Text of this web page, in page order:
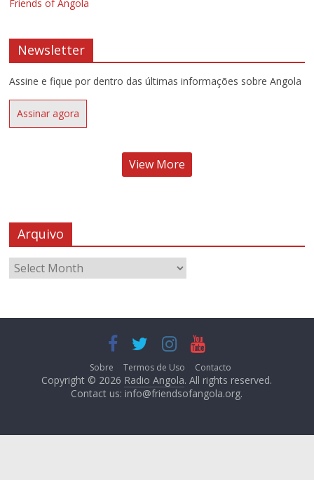
Friends of Angola
Newsletter
Assine e fique por dentro das últimas informações sobre Angola
Assinar agora
View More
Arquivo
Sobre Termos de Uso Contacto
Copyright © 2026 Radio Angola. All rights reserved.
Contact us: info@friendsofangola.org.